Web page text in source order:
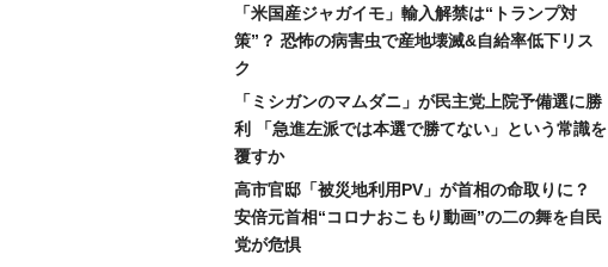
「米国産ジャガイモ」輸入解禁は“トランプ対
策”？ 恐怖の病害虫で産地壊滅&自給率低下リス
ク
「ミシガンのマムダニ」が民主党上院予備選に勝
利 「急進左派では本選で勝てない」という常識を
覆すか
高市官邸「被災地利用PV」が首相の命取りに？
安倍元首相“コロナおこもり動画”の二の舞を自民
党が危惧